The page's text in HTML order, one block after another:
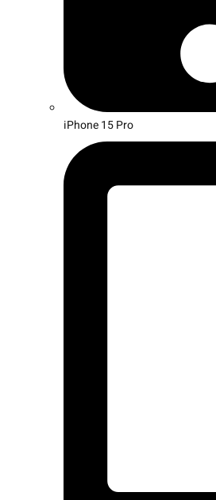
iPhone 15 Pro